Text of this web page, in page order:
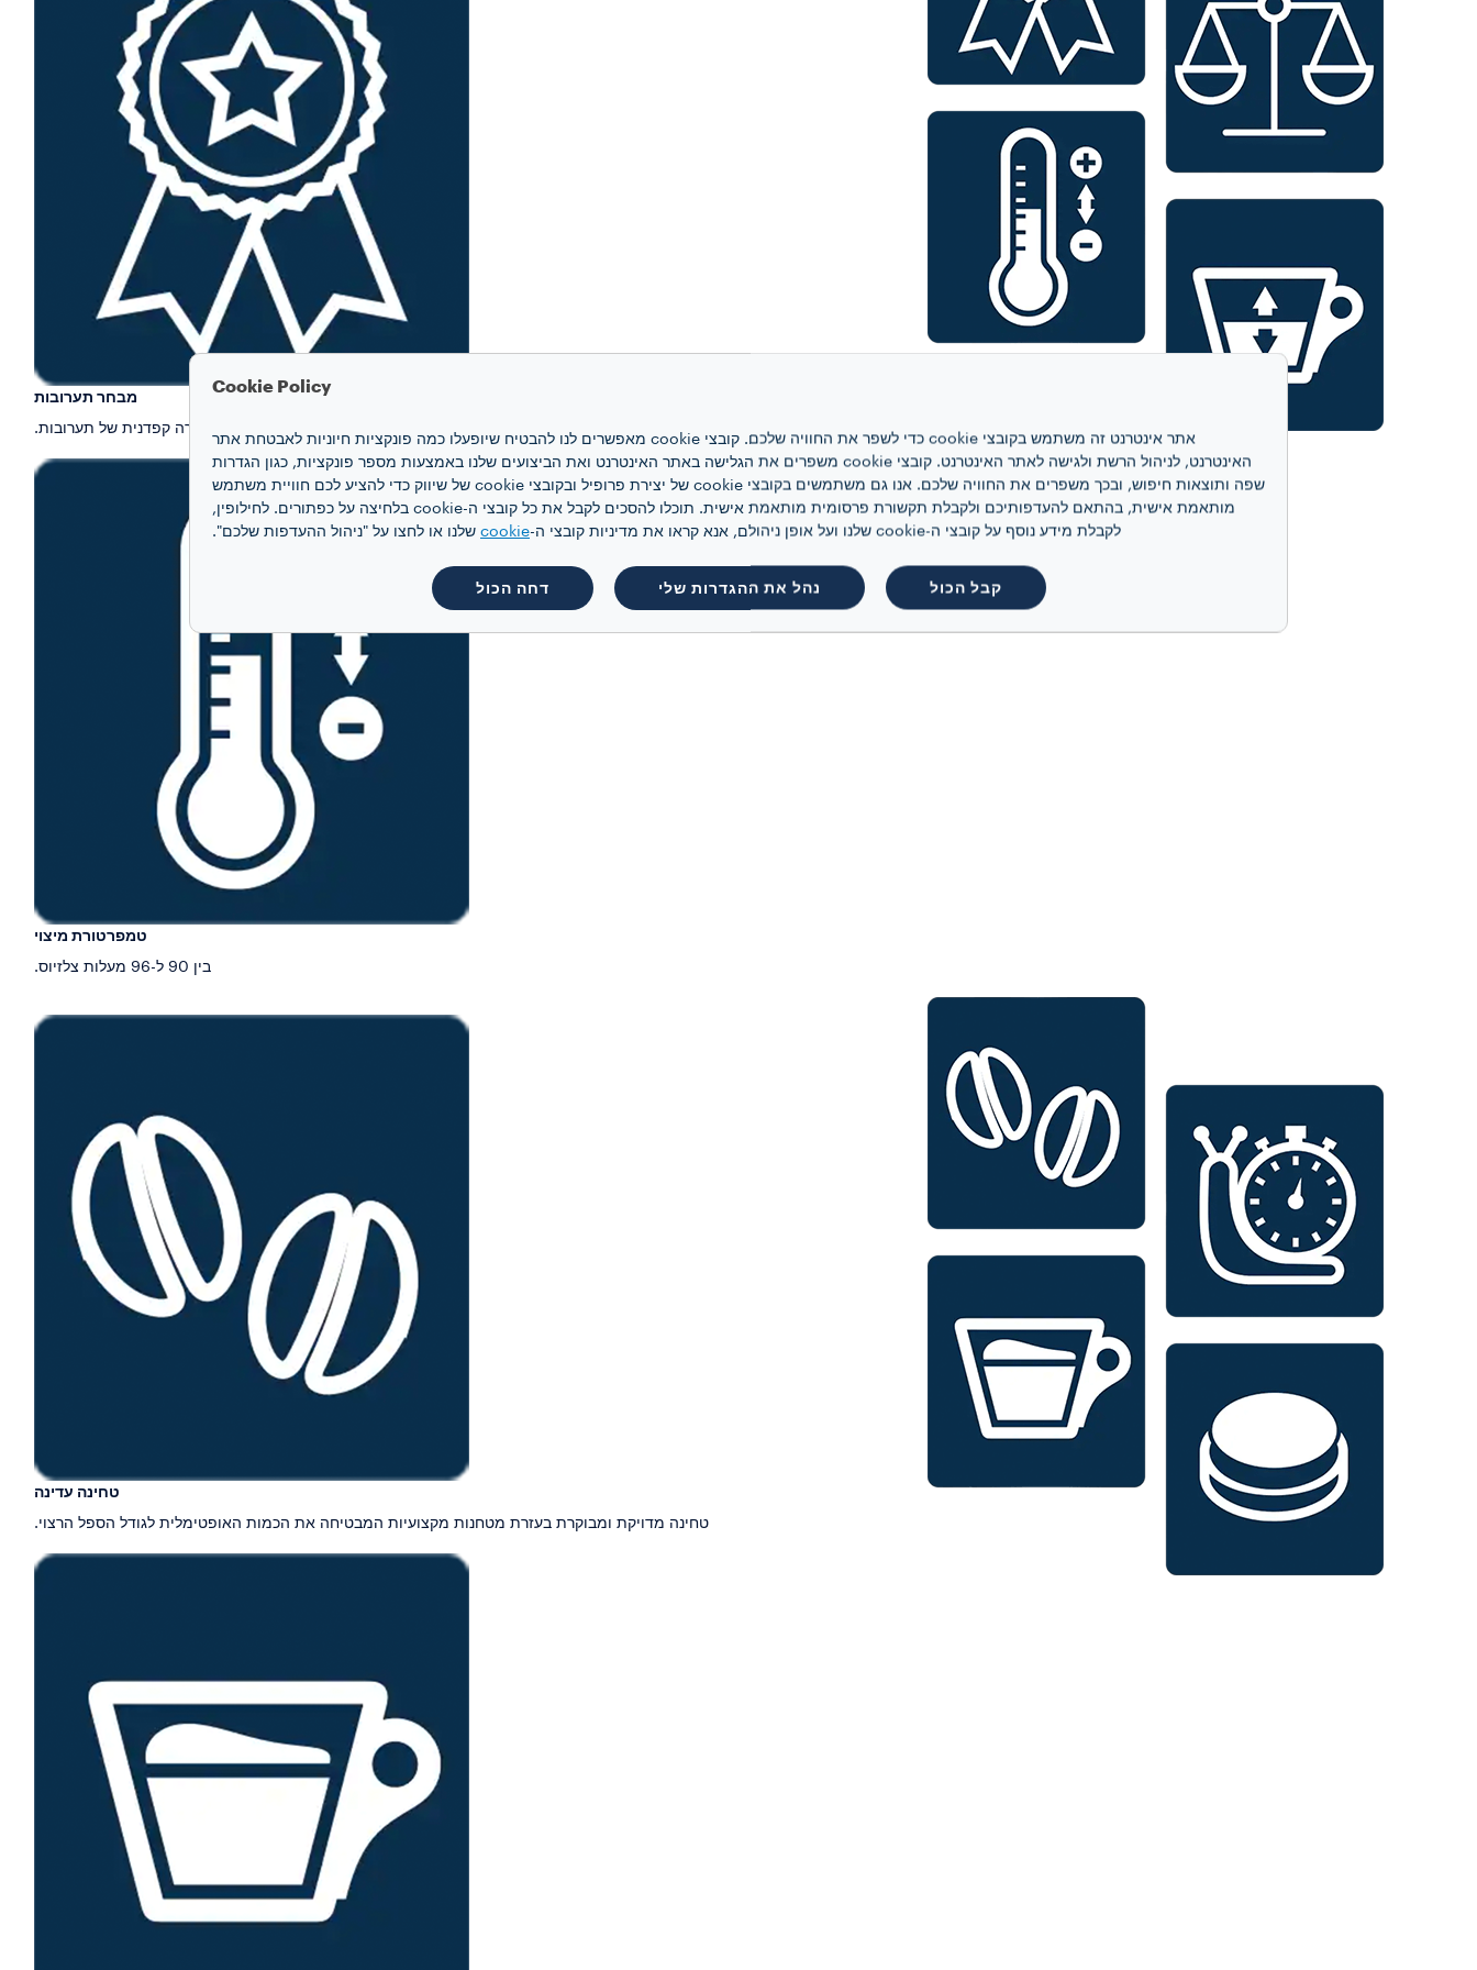
מבחר תערובות
השאיפה למצוינות מתחילה בבחירה קפדנית של תערובות.
טמפרטורת מיצוי
בין 90 ל-96 מעלות צלזיוס.
טחינה עדינה
טחינה מדויקת ומבוקרת בעזרת מטחנות מקצועיות המבטיחה את הכמות האופטימלית לגודל הספל הרצוי.
Cookie Policy
אתר אינטרנט זה משתמש בקובצי cookie כדי לשפר את החוויה שלכם. קובצי cookie מאפשרים לנו להבטיח שיופעלו כמה פונקציות חיוניות לאבטחת אתר
האינטרנט, לניהול הרשת ולגישה לאתר האינטרנט. קובצי cookie משפרים את הגלישה באתר האינטרנט ואת הביצועים שלנו באמצעות מספר פונקציות, כגון הגדרות
שפה ותוצאות חיפוש, ובכך משפרים את החוויה שלכם. אנו גם משתמשים בקובצי cookie של יצירת פרופיל ובקובצי cookie של שיווק כדי להציע לכם חוויית משתמש
מותאמת אישית, בהתאם להעדפותיכם ולקבלת תקשורת פרסומית מותאמת אישית. תוכלו להסכים לקבל את כל קובצי ה-cookie בלחיצה על כפתורים. לחילופין,
לקבלת מידע נוסף על קובצי ה-cookie שלנו ועל אופן ניהולם, אנא קראו את מדיניות קובצי ה-
cookie שלנו או לחצו על "ניהול ההעדפות שלכם".
קבל הכול נהל את ההגדרות שלי דחה הכול